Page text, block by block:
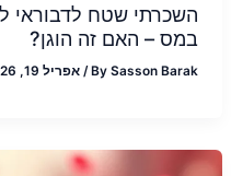
השכרתי שטח לדבוראי
במס – האם זה הוגן?
BySasson Barak
/ אפריל 19, 2026